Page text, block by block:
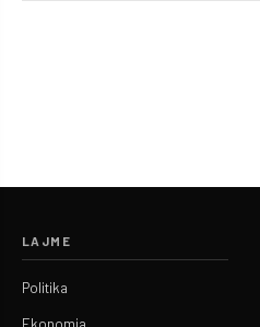
LAJME
Politika
Ekonomia